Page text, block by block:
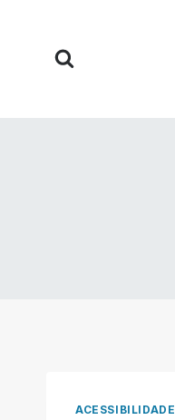
ACESSIBILIDADE